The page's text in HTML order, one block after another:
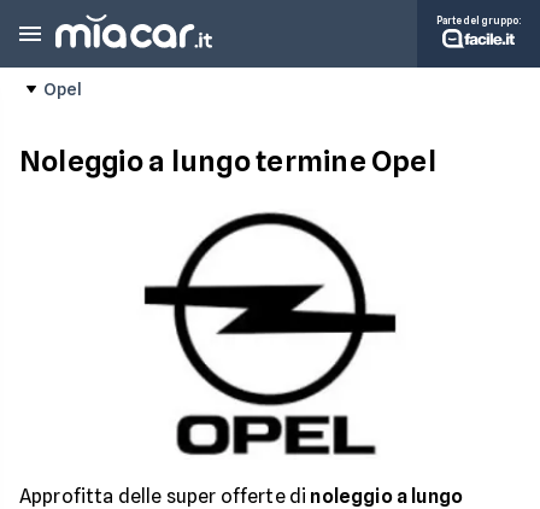
Parte del gruppo:
Opel
Noleggio a lungo termine Opel
Approfitta delle super offerte di noleggio a lungo